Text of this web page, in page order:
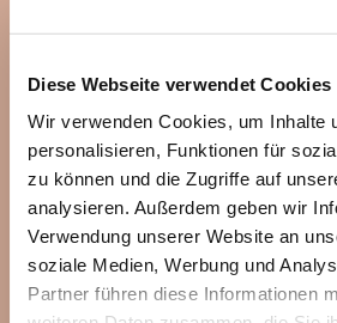
Diese Webseite verwendet Cookies
Wir verwenden Cookies, um Inhalte
personalisieren, Funktionen für
zu können und die Zugriffe auf
analysieren. Außerdem geben wir
Verwendung unserer Website an
soziale Medien, Werbung und
Partner führen diese Informationen
Olympiastadion